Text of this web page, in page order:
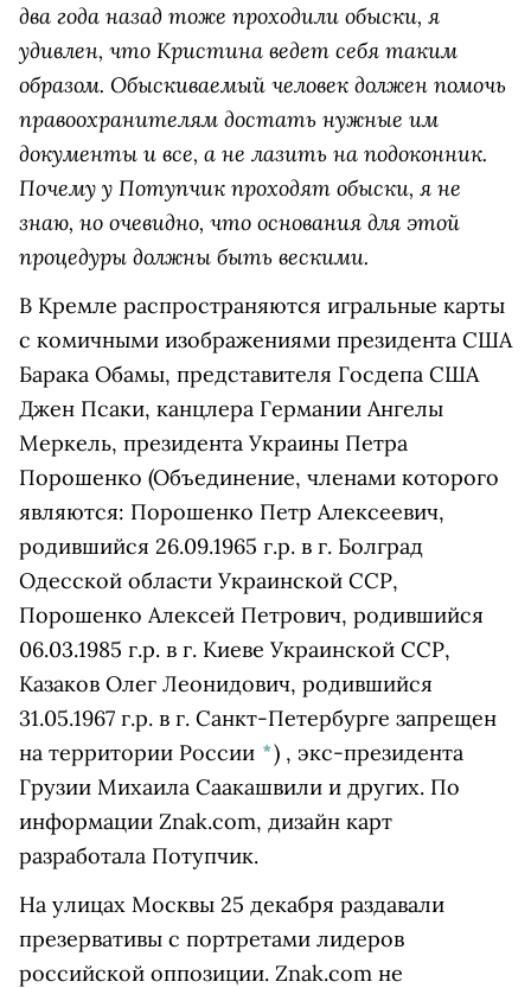
два года назад тоже проходили обыски, я
удивлен, что Кристина ведет себя таким
образом. Обыскиваемый человек должен помочь
правоохранителям достать нужные им
документы и все, а не лазить на подоконник.
Почему у Потупчик проходят обыски, я не
знаю, но очевидно, что основания для этой
процедуры должны быть вескими.
В Кремле распространяются игральные карты
с комичными изображениями президента США
Барака Обамы, представителя Госдепа США
Джен Псаки, канцлера Германии Ангелы
Меркель, президента Украины Петра
Порошенко (Объединение, членами которого
являются: Порошенко Петр Алексеевич,
родившийся 26.09.1965 г.р. в г. Болград
Одесской области Украинской ССР,
Порошенко Алексей Петрович, родившийся
06.03.1985 г.р. в г. Киеве Украинской ССР,
Казаков Олег Леонидович, родившийся
31.05.1967 г.р. в г. Санкт-Петербурге запрещен
на территории России *) , экс-президента
Грузии Михаила Саакашвили и других. По
информации Znak.com, дизайн карт
разработала Потупчик.
На улицах Москвы 25 декабря раздавали
презервативы с портретами лидеров
российской оппозиции. Znak.com не